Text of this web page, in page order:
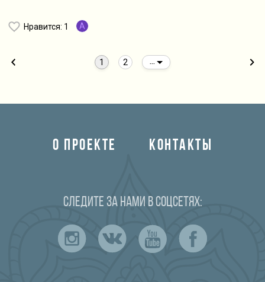
Нравится: 1 A
1 2
О ПРОЕКТЕ КОНТАКТЫ
Следите за нами в соцсетях: